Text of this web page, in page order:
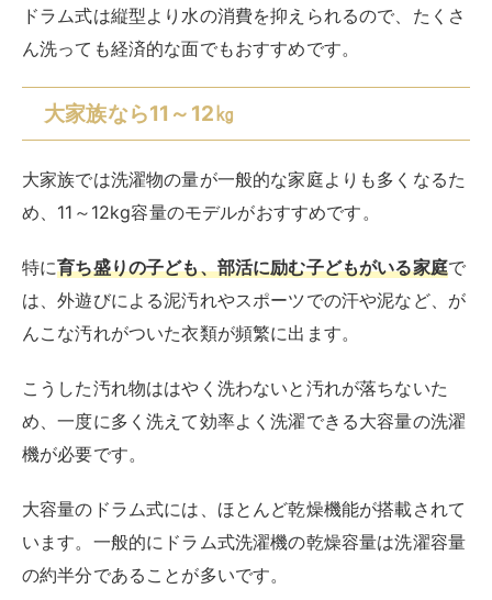
んこな汚れがついた衣類が頻繁に出ます。
め、一度に多く洗えて効率よく洗濯できる大容量の洗濯
大容量のドラム式には、ほとんど乾燥機能が搭載されて
います。一般的にドラム式洗濯機の乾燥容量は洗濯容量
の約半分であることが多いです。
一回の洗濯で乾燥できる最大量も含めて、家庭に合った
容量を検討してみましょう。
ドラム式洗濯機のメリット